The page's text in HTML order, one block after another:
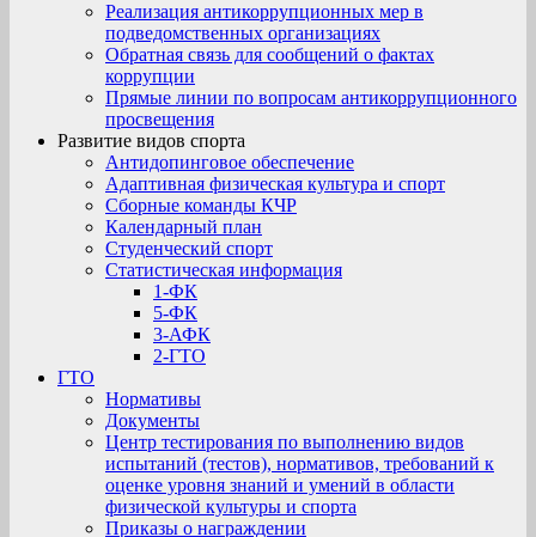
Реализация антикоррупционных мер в
подведомственных организациях
Обратная связь для сообщений о фактах
коррупции
Прямые линии по вопросам антикоррупционного
просвещения
Развитие видов спорта
Антидопинговое обеспечение
Адаптивная физическая культура и спорт
Сборные команды КЧР
Календарный план
Студенческий спорт
Статистическая информация
1-ФК
5-ФК
3-АФК
2-ГТО
ГТО
Нормативы
Документы
Центр тестирования по выполнению видов
испытаний (тестов), нормативов, требований к
оценке уровня знаний и умений в области
физической культуры и спорта
Приказы о награждении